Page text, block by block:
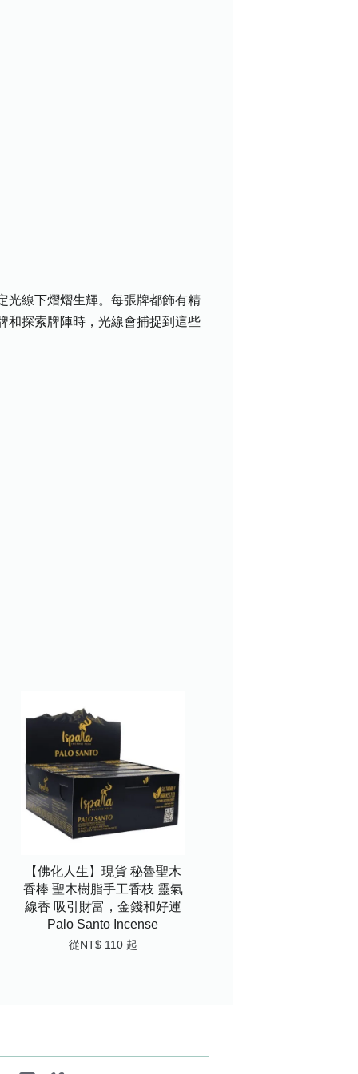
光線下熠熠生輝。每張牌都飾有精
和探索牌陣時，光線會捕捉到這些
【佛化人生】現貨 秘魯聖木
香棒 聖木樹脂手工香枝 靈氣
線香 吸引財富，金錢和好運
Palo Santo Incense
從 NT$ 110 起